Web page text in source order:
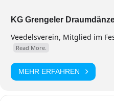
KG Grengeler
Veedelsverein, Mitglied im
Read More.
MEHR ERFAHREN